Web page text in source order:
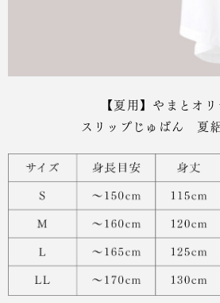
【夏用】やまとオ
スリップじゅばん 夏